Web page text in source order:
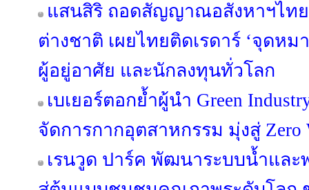
แสนสิริ ถอดสัญญาณอสังหาฯไท
ต่างชาติ เผยไทยติดเรดาร์ ‘จุดห
ผู้อยู่อาศัย และนักลงทุนทั่วโลก
เบเยอร์ตอกย้ำผู้นำ Green
จัดการกากอุตสาหกรรม มุ่งสู่ Zero
เรนวูด ปาร์ค พัฒนาระบบน้ำและ